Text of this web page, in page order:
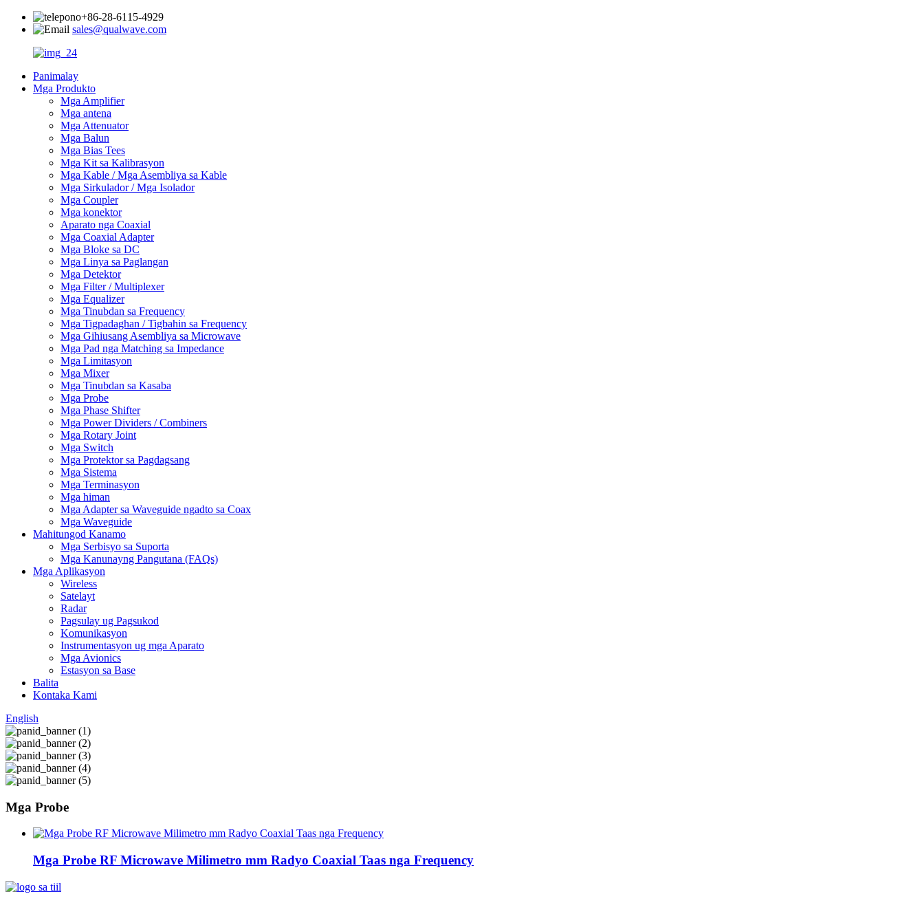
+86-28-6115-4929
sales@qualwave.com
Panimalay
Mga Produkto
Mga Amplifier
Mga antena
Mga Attenuator
Mga Balun
Mga Bias Tees
Mga Kit sa Kalibrasyon
Mga Kable / Mga Asembliya sa Kable
Mga Sirkulador / Mga Isolador
Mga Coupler
Mga konektor
Aparato nga Coaxial
Mga Coaxial Adapter
Mga Bloke sa DC
Mga Linya sa Paglangan
Mga Detektor
Mga Filter / Multiplexer
Mga Equalizer
Mga Tinubdan sa Frequency
Mga Tigpadaghan / Tigbahin sa Frequency
Mga Gihiusang Asembliya sa Microwave
Mga Pad nga Matching sa Impedance
Mga Limitasyon
Mga Mixer
Mga Tinubdan sa Kasaba
Mga Probe
Mga Phase Shifter
Mga Power Dividers / Combiners
Mga Rotary Joint
Mga Switch
Mga Protektor sa Pagdagsang
Mga Sistema
Mga Terminasyon
Mga himan
Mga Adapter sa Waveguide ngadto sa Coax
Mga Waveguide
Mahitungod Kanamo
Mga Serbisyo sa Suporta
Mga Kanunayng Pangutana (FAQs)
Mga Aplikasyon
Wireless
Satelayt
Radar
Pagsulay ug Pagsukod
Komunikasyon
Instrumentasyon ug mga Aparato
Mga Avionics
Estasyon sa Base
Balita
Kontaka Kami
English
Mga Probe
Mga Probe RF Microwave Milimetro mm Radyo Coaxial Taas nga Frequency